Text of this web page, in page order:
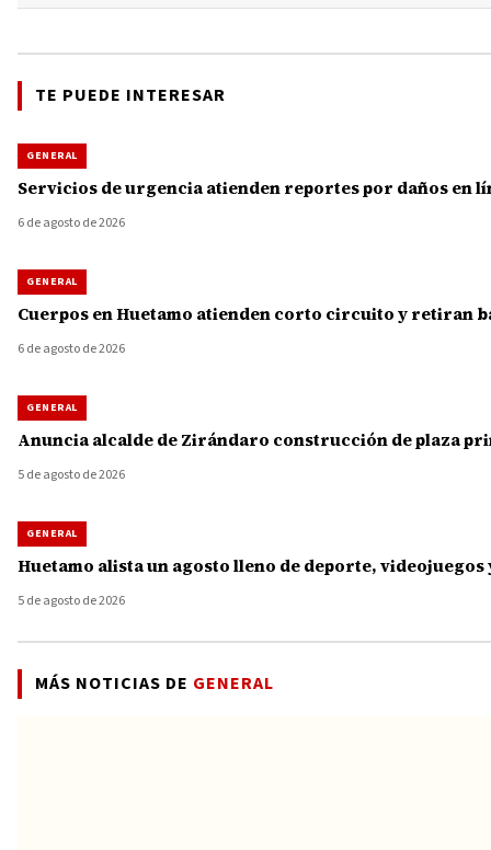
TE PUEDE INTERESAR
GENERAL
Servicios de urgencia atienden reportes por daños en
6 de agosto de 2026
GENERAL
Cuerpos en Huetamo atienden corto circuito y retiran
6 de agosto de 2026
GENERAL
Anuncia alcalde de Zirándaro construcción de plaza
5 de agosto de 2026
GENERAL
Huetamo alista un agosto lleno de deporte,
5 de agosto de 2026
MÁS NOTICIAS DE GENERAL